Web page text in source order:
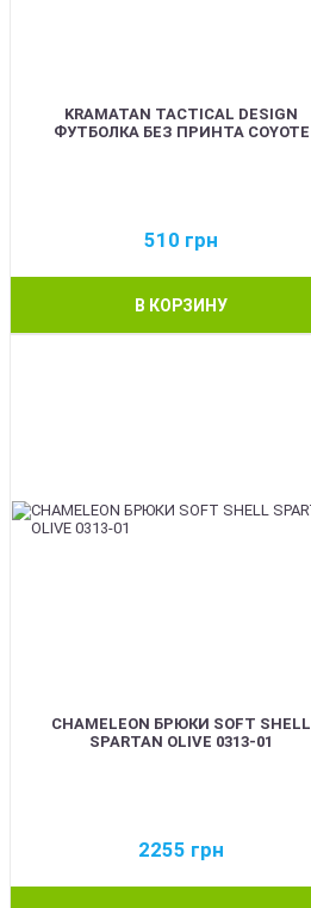
KRAMATAN TACTICAL DESIGN
ФУТБОЛКА БЕЗ ПРИНТА COYOTE
510 грн
В КОРЗИНУ
CHAMELEON БРЮКИ SOFT SHELL
SPARTAN OLIVE 0313-01
2255 грн